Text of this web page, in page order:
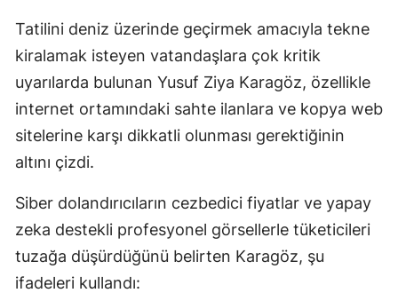
Tatilini deniz üzerinde geçirmek amacıyla tekne
kiralamak isteyen vatandaşlara çok kritik
uyarılarda bulunan Yusuf Ziya Karagöz, özellikle
internet ortamındaki sahte ilanlara ve kopya web
sitelerine karşı dikkatli olunması gerektiğinin
altını çizdi.
Siber dolandırıcıların cezbedici fiyatlar ve yapay
zeka destekli profesyonel görsellerle tüketicileri
tuzağa düşürdüğünü belirten Karagöz, şu
ifadeleri kullandı: